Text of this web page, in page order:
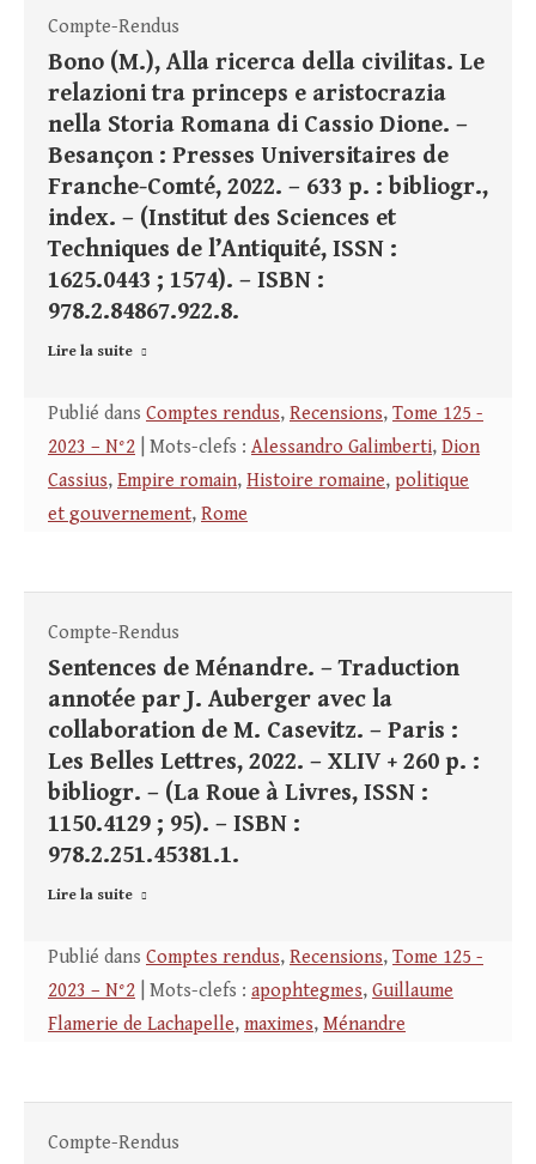
Compte-Rendus
Bono (M.), Alla ricerca della civilitas. Le
relazioni tra princeps e aristocrazia
nella Storia Romana di Cassio Dione. –
Besançon : Presses Universitaires de
Franche-Comté, 2022. – 633 p. : bibliogr.,
index. – (Institut des Sciences et
Techniques de l’Antiquité, ISSN :
1625.0443 ; 1574). – ISBN :
978.2.84867.922.8.
Lire la suite
Publié dans Comptes rendus, Recensions, Tome 125 -
2023 – N°2 | Mots-clefs : Alessandro Galimberti, Dion
Cassius, Empire romain, Histoire romaine, politique
et gouvernement, Rome
Compte-Rendus
Sentences de Ménandre. – Traduction
annotée par J. Auberger avec la
collaboration de M. Casevitz. – Paris :
Les Belles Lettres, 2022. – XLIV + 260 p. :
bibliogr. – (La Roue à Livres, ISSN :
1150.4129 ; 95). – ISBN :
978.2.251.45381.1.
Lire la suite
Publié dans Comptes rendus, Recensions, Tome 125 -
2023 – N°2 | Mots-clefs : apophtegmes, Guillaume
Flamerie de Lachapelle, maximes, Ménandre
Compte-Rendus